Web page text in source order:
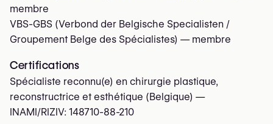
membre
VBS-GBS (Verbond der Belgische Specialisten /
Groupement Belge des Spécialistes) — membre
Certifications
Spécialiste reconnu(e) en chirurgie plastique,
reconstructrice et esthétique (Belgique) —
INAMI/RIZIV: 148710-88-210